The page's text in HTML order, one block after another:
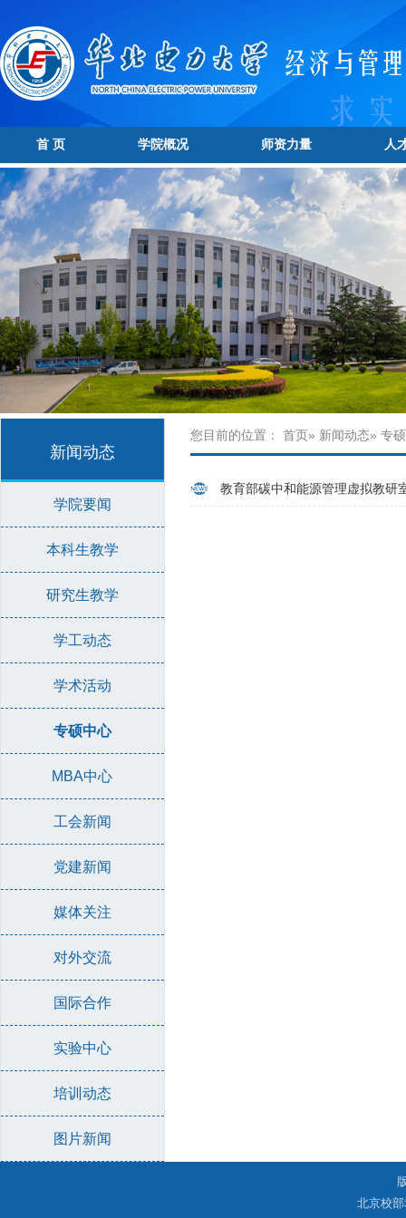
首 页 学院概况 师资力量 人
新闻动态
学院要闻
本科生教学
研究生教学
学工动态
学术活动
专硕中心
MBA中心
工会新闻
党建新闻
媒体关注
对外交流
国际合作
实验中心
培训动态
图片新闻
您目前的位置： 首页» 新闻动态» 专
教育部碳中和能源管理虚拟教研
北京校